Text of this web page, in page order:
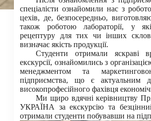
спеціалісти ознайомили нас з
цехів, де, безпосередньо,
також роботою лабораторії, у
рецептуру для тих чи інших
визначає якість продукції.
Студенти отримали яскраві
екскурсії, ознайомились з
менеджментом та
підприємства, що є актуальним
високопрофесійного фахівця
Ми щиро вдячні керівництву
УКРАЇНА за екскурсію та
отримали студенти побувавши на